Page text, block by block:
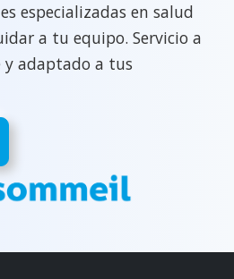
especializadas en salud
a tu equipo. Servicio a
adaptado a tus